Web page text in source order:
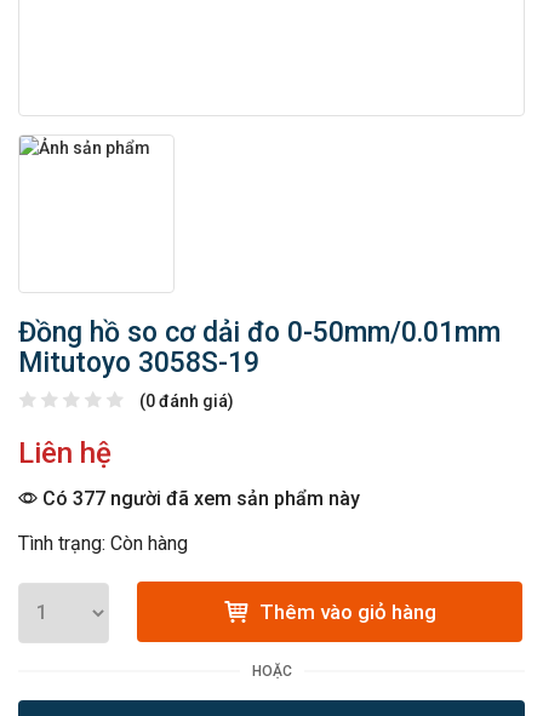
Đồng hồ so cơ dải đo 0-50mm/0.01mm
Mitutoyo 3058S-19
(0 đánh giá)
Liên hệ
Có 377 người đã xem sản phẩm này
Tình trạng: Còn hàng
Thêm vào giỏ hàng
HOẶC